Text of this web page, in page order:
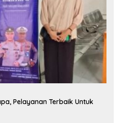
Pelayanan Terbaik Untuk